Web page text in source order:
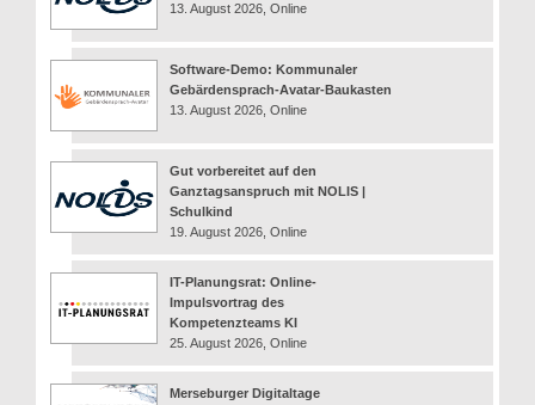
13. August 2026, Online
Software-Demo: Kommunaler
Gebärdensprach-Avatar-Baukasten
13. August 2026, Online
Gut vorbereitet auf den
Ganztagsanspruch mit NOLIS |
Schulkind
19. August 2026, Online
IT-Planungsrat: Online-
Impulsvortrag des
Kompetenzteams KI
25. August 2026, Online
Merseburger Digitaltage